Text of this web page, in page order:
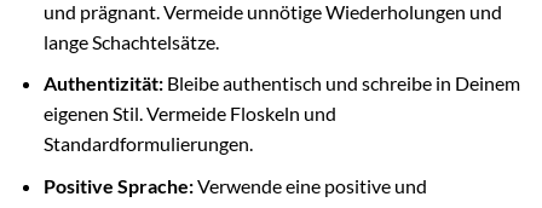
und prägnant. Vermeide unnötige Wiederholungen und
lange Schachtelsätze.
Authentizität:Bleibe authentisch und schreibe in Deinem
eigenen Stil. Vermeide Floskeln und
Standardformulierungen.
Positive Sprache:Verwende eine positive und